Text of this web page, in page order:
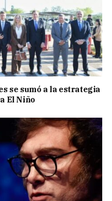
se sumó a la estrategia
El Niño